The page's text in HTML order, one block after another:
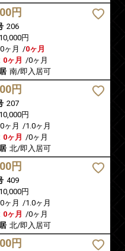
円
206
10,000円
ヶ月 /0ヶ月
0ヶ月 /0ヶ月
南/即入居可
円
207
10,000円
ヶ月 /1.0ヶ月
0ヶ月 /0ヶ月
北/即入居可
円
409
10,000円
ヶ月 /1.0ヶ月
0ヶ月 /0ヶ月
北/即入居可
円